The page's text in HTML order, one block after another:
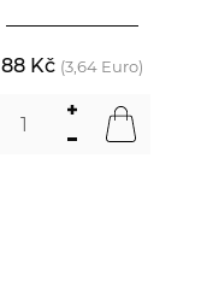
88 Kč (3,64 Euro)